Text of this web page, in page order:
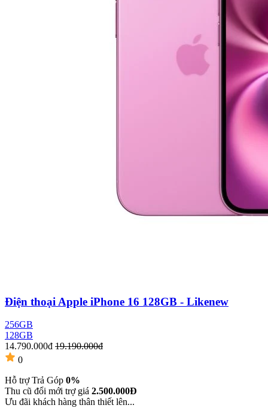
Điện thoại Apple iPhone 16 128GB - Likenew
256GB
128GB
14.790.000đ 19.190.000đ
0
Hỗ trợ Trả Góp 0%
Thu cũ đổi mới trợ giá 2.500.000Đ
Ưu đãi khách hàng thân thiết lên...